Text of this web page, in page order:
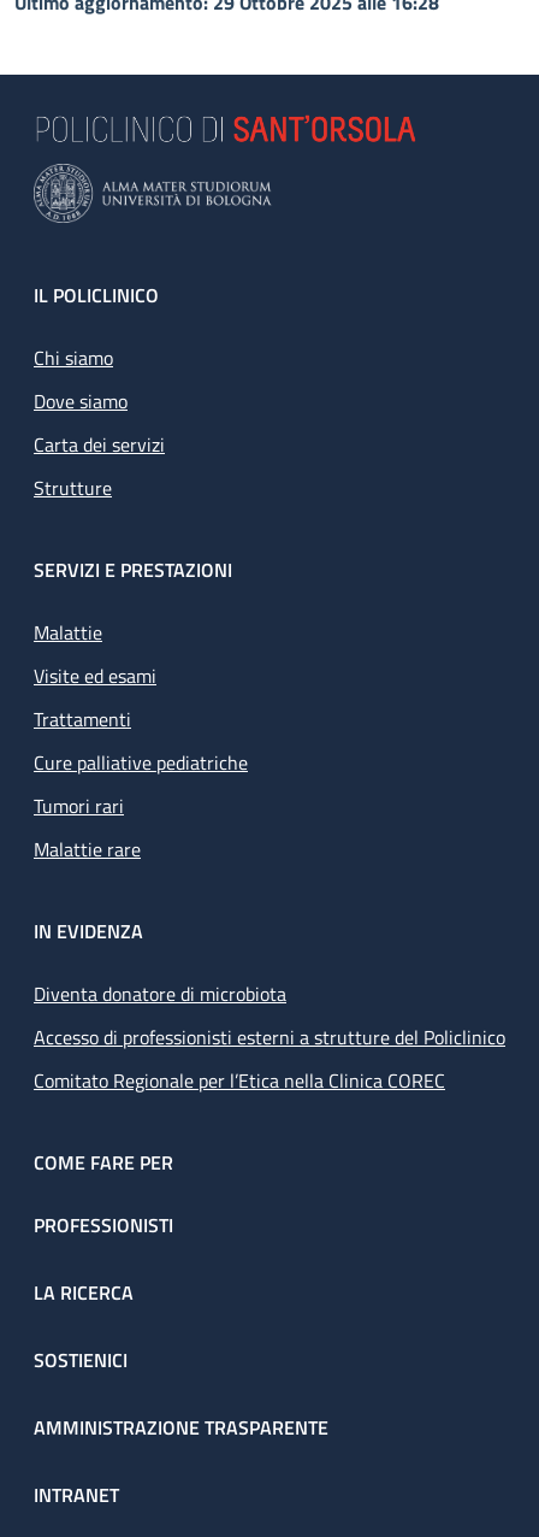
Footer
IL POLICLINICO
Chi siamo
Dove siamo
Carta dei servizi
Strutture
SERVIZI E PRESTAZIONI
Malattie
Visite ed esami
Trattamenti
Cure palliative pediatriche
Tumori rari
Malattie rare
IN EVIDENZA
Diventa donatore di microbiota
Accesso di professionisti esterni a strutture del Policlinico
Comitato Regionale per l’Etica nella Clinica COREC
COME FARE PER
PROFESSIONISTI
LA RICERCA
SOSTIENICI
AMMINISTRAZIONE TRASPARENTE
INTRANET